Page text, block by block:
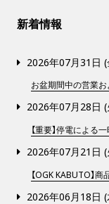
新着情報
2026年07月31日 (
お盆期間中の営業お
2026年07月28日 (
【重要】停電による
2026年07月21日 (
【OGK KABUTO】
2026年06月18日 (